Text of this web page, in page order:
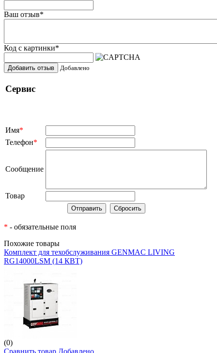
Ваш отзыв*
Код с картинки*
Добавить отзыв Добавлено
Сервис
Имя*
Телефон*
Сообщение
Товар
* - обязательные поля
Похожие товары
Комплект для техобслуживания GENMAC LIVING
RG14000LSM (14 КВТ)
(0)
Сравнить товар Добавлено